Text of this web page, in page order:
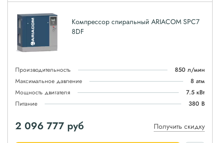
Компрессор спиральный ARIACOM SPC7
8DF
Производительность
850 л/мин
Максимальное давление
8 атм
Мощность двигателя
7.5 кВт
Питание
380 В
2 096 777 руб Получить скидку